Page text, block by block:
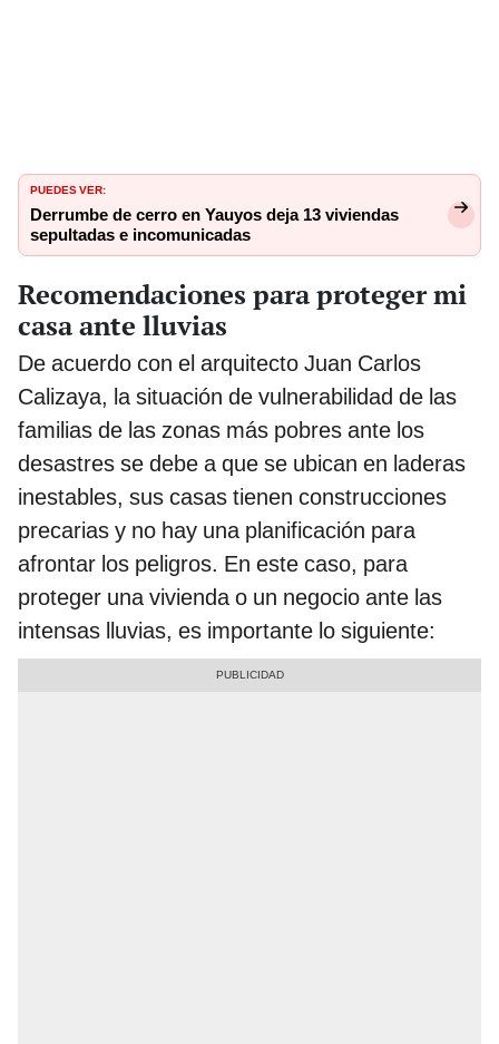
PUEDES VER:
Derrumbe de cerro en Yauyos deja 13 viviendas
sepultadas e incomunicadas
Recomendaciones para proteger mi
casa ante lluvias
De acuerdo con el arquitecto Juan Carlos
Calizaya, la situación de vulnerabilidad de las
familias de las zonas más pobres ante los
desastres se debe a que se ubican en laderas
inestables, sus casas tienen construcciones
precarias y no hay una planificación para
afrontar los peligros. En este caso, para
proteger una vivienda o un negocio ante las
intensas lluvias, es importante lo siguiente: